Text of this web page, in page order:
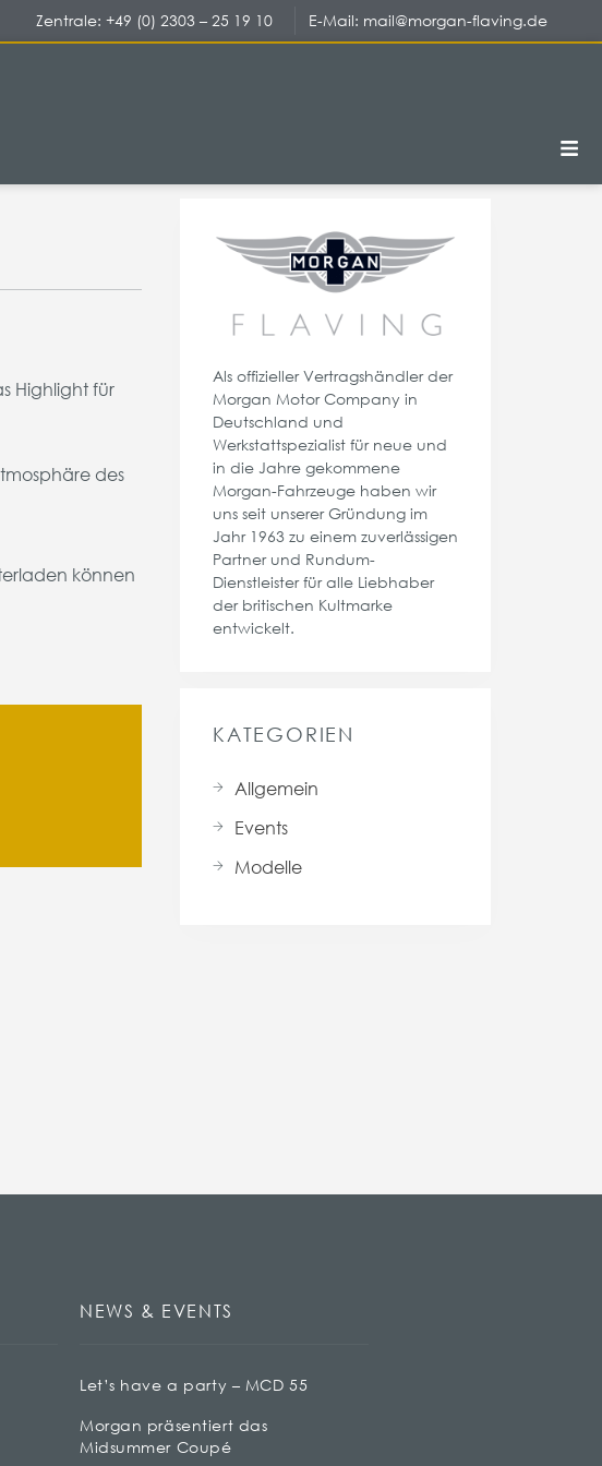
Zentrale: +49 (0) 2303 – 25 19 10 E-Mail: mail@morgan-flaving.de
Highlight für
des
können
Als offizieller Vertragshändler der
Morgan Motor Company in
Deutschland und
Werkstattspezialist für neue und
in die Jahre gekommene
Morgan-Fahrzeuge haben wir
uns seit unserer Gründung im
Jahr 1963 zu einem zuverlässigen
Partner und Rundum-
Dienstleister für alle Liebhaber
der britischen Kultmarke
entwickelt.
KATEGORIEN
Allgemein
Events
Modelle
NEWS & EVENTS
Let’s have a party – MCD 55
Morgan präsentiert das
Midsummer Coupé